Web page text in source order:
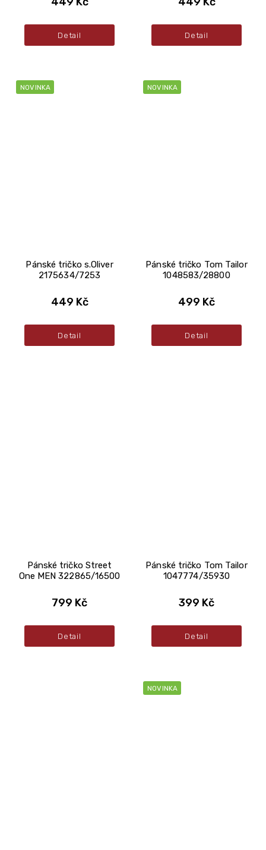
Detail Detail
NOVINKA
Pánské tričko s.Oliver
2175634/7253
449 Kč
Detail
NOVINKA
Pánské tričko Tom Tailor
1048583/28800
499 Kč
Detail
Pánské tričko Street
One MEN 322865/16500
799 Kč
Detail
Pánské tričko Tom Tailor
1047774/35930
399 Kč
Detail
NOVINKA